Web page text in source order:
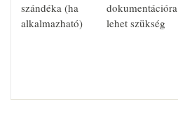
szándéka (ha
alkalmazható)
dokumentációra
lehet szükség